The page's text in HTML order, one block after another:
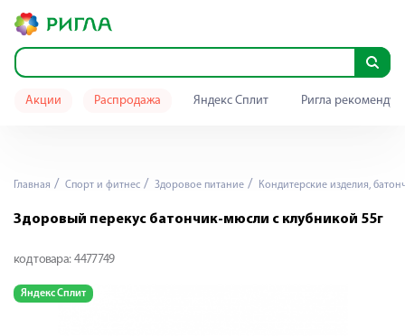
Акции Распродажа Яндекс Сплит Ригла
Главная Спорт и фитнес Здоровое питание Кондитерские изделия,
Здоровый перекус батончик-мюсли с клубникой 55г
код товара: 4477749
Яндекс Сплит